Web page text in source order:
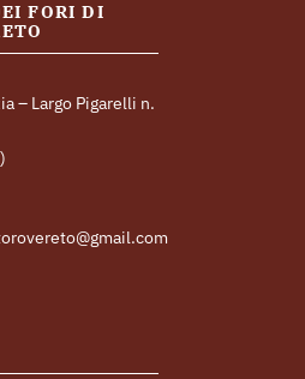
FORI DI
– Largo Pigarelli n.